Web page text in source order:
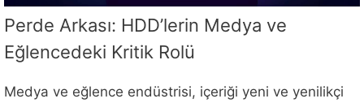
Perde Arkası: HDD’lerin Medya ve
Eğlencedeki Kritik Rolü
Medya ve eğlence endüstrisi, içeriği yeni ve yenilikçi